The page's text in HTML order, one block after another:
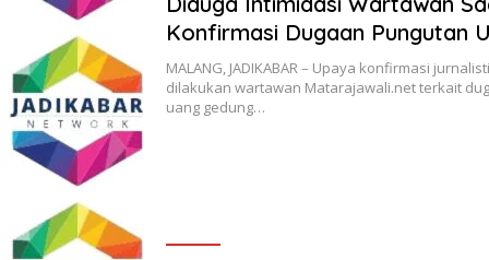
Konfirmasi Dugaan Pungutan
Gedung, Anggota Komite
Tumpang ,Ketua DPD IWOI
MALANG, JADIKABAR – Upaya konfirmasi
dilakukan wartawan Matarajawali.net terkait
uang gedung…